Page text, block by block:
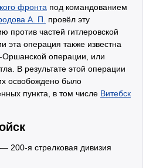
фронта под командованием
А. П.
провёл эту
против частей гитлеровской
эта операция также известна
Оршанской операции, или
В результате этой операции
освобождено было
пункта, в том числе Витебск
200-я стрелковая дивизия